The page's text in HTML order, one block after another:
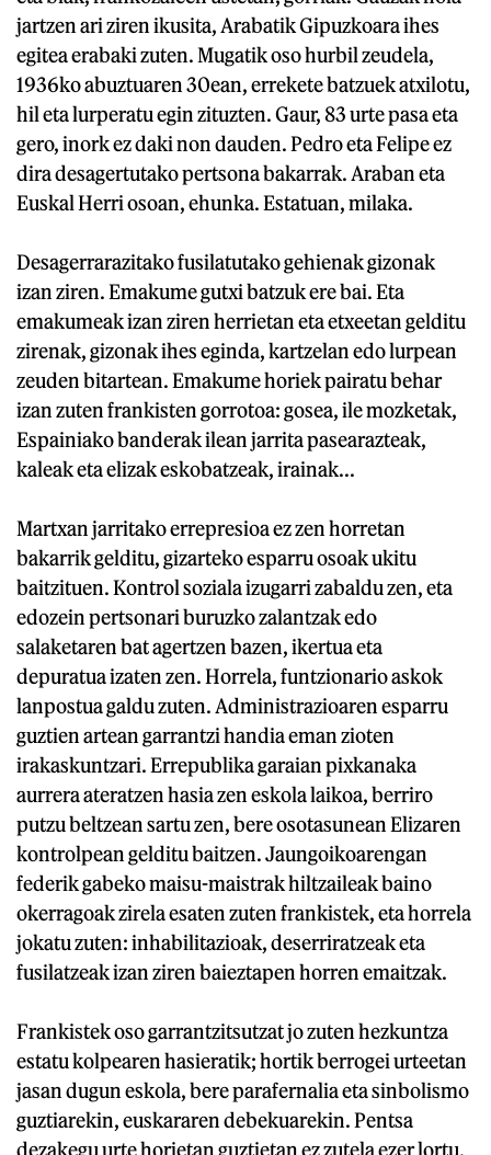
jartzen ari ziren ikusita, Arabatik Gipuzkoara ihes
egitea erabaki zuten. Mugatik oso hurbil zeudela,
1936ko abuztuaren 30ean, errekete batzuek atxilotu,
hil eta lurperatu egin zituzten. Gaur, 83 urte pasa eta
gero, inork ez daki non dauden. Pedro eta Felipe ez
dira desagertutako pertsona bakarrak. Araban eta
Euskal Herri osoan, ehunka. Estatuan, milaka.
Desagerrarazitako fusilatutako gehienak gizonak
izan ziren. Emakume gutxi batzuk ere bai. Eta
emakumeak izan ziren herrietan eta etxeetan gelditu
zirenak, gizonak ihes eginda, kartzelan edo lurpean
zeuden bitartean. Emakume horiek pairatu behar
izan zuten frankisten gorrotoa: gosea, ile mozketak,
Espainiako banderak ilean jarrita pasearazteak,
kaleak eta elizak eskobatzeak, irainak...
Martxan jarritako errepresioa ez zen horretan
bakarrik gelditu, gizarteko esparru osoak ukitu
baitzituen. Kontrol soziala izugarri zabaldu zen, eta
edozein pertsonari buruzko zalantzak edo
salaketaren bat agertzen bazen, ikertua eta
depuratua izaten zen. Horrela, funtzionario askok
lanpostua galdu zuten. Administrazioaren esparru
guztien artean garrantzi handia eman zioten
irakaskuntzari. Errepublika garaian pixkanaka
aurrera ateratzen hasia zen eskola laikoa, berriro
putzu beltzean sartu zen, bere osotasunean Elizaren
kontrolpean gelditu baitzen. Jaungoikoarengan
federik gabeko maisu-maistrak hiltzaileak baino
okerragoak zirela esaten zuten frankistek, eta horrela
jokatu zuten: inhabilitazioak, deserriratzeak eta
fusilatzeak izan ziren baieztapen horren emaitzak.
Frankistek oso garrantzitsutzat jo zuten hezkuntza
estatu kolpearen hasieratik; hortik berrogei urteetan
jasan dugun eskola, bere parafernalia eta sinbolismo
guztiarekin, euskararen debekuarekin. Pentsa
dezakegu urte horietan guztietan ez zutela ezer lortu.